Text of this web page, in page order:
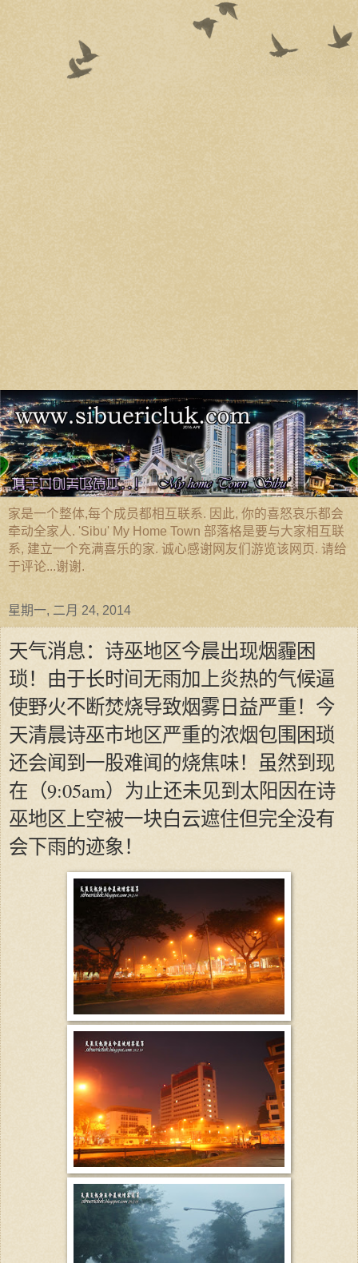
家是一个整体,每个成员都相互联系. 因此, 你的喜怒哀乐都会
牵动全家人. 'Sibu' My Home Town 部落格是要与大家相互联
系, 建立一个充满喜乐的家. 诚心感谢网友们游览该网页. 请给
于评论...谢谢.
星期一, 二月 24, 2014
天气消息：诗巫地区今晨出现烟霾困
琐！由于长时间无雨加上炎热的气候逼
使野火不断焚烧导致烟雾日益严重！今
天清晨诗巫市地区严重的浓烟包围困琐
还会闻到一股难闻的烧焦味！虽然到现
在（9:05am）为止还未见到太阳因在诗
巫地区上空被一块白云遮住但完全没有
会下雨的迹象！